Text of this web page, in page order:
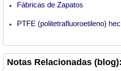
Fábricas de Zapatos
PTFE (politetrafluoroetileno)
Notas Relacionadas (blog):